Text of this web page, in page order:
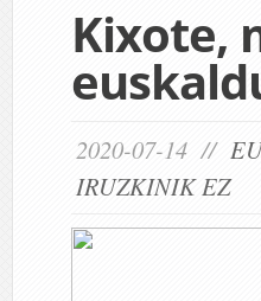
Kixote,
2020-07-14 //
IRUZKINIK EZ